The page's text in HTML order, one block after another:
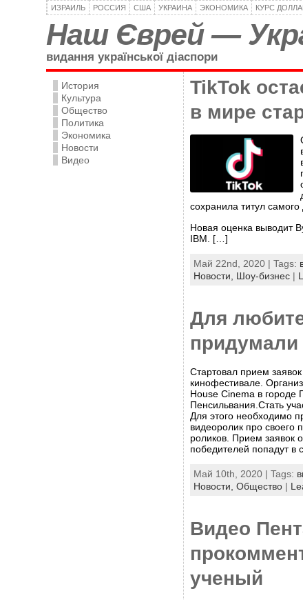
ИЗРАИЛЬ РОССИЯ США УКРАИНА ЭКОНОМИКА КУРС
Наш Єврей —
видання української діаспори
История
Культура
Общество
Политика
Экономика
Новости
Видео
TikTok
в мире
сохранила титул
Новая оценка выводит
IBM. […]
Май 22nd, 2020 | Tags:
Новости, Шоу-бизнес |
Для
придумали
Стартовал прием
кинофестивале.
House Cinema в городе
Пенсильвания.Стать
Для этого необходимо
видеоролик про своего
роликов. Прием заявок
победителей попадут
Май 10th, 2020 | Tags:
Новости, Общество |
Видео
ученый